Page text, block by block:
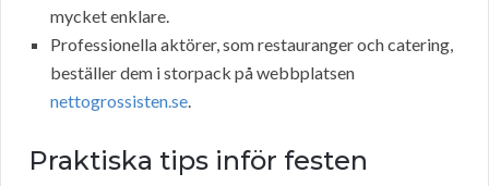
mycket enklare.
Professionella aktörer, som restauranger och catering,
beställer dem i storpack på webbplatsen
nettogrossisten.se.
Praktiska tips inför festen